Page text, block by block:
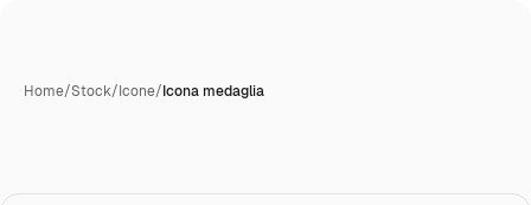
Home/Stock/Icone/Icona medaglia